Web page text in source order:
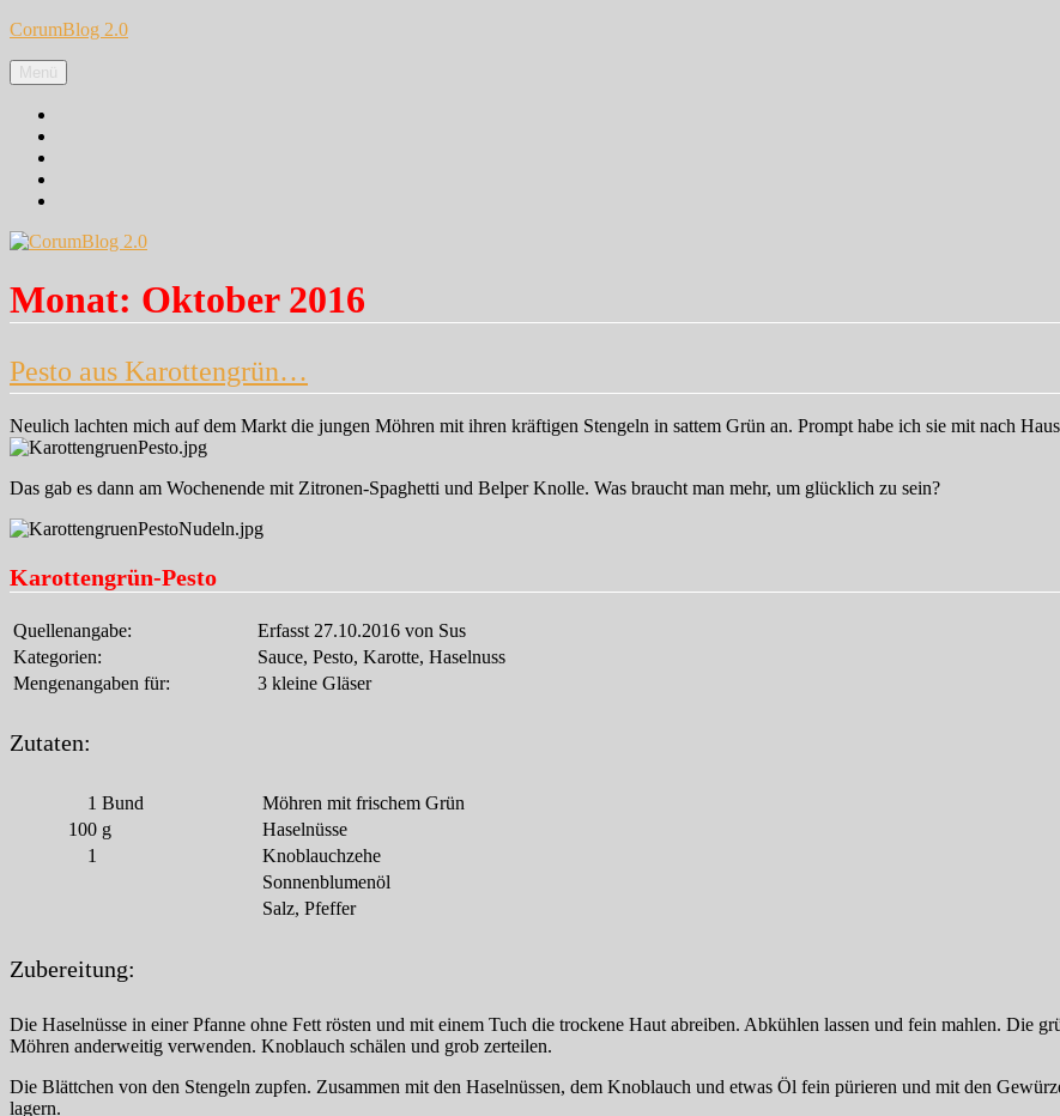
Zum
springen
CorumBlog 2.0
Menü
Monat: Oktober 2016
Pesto aus Karottengrün…
Neulich lachten mich auf dem Markt die jungen Möhren mit ihren kräftigen Stengeln in sattem Grün an. Prompt habe ich sie mit nach
Das gab es dann am Wochenende mit Zitronen-Spaghetti und Belper Knolle. Was braucht man mehr, um glücklich zu sein?
Karottengrün-Pesto
Quellenangabe:
Erfasst 27.10.2016 von Sus
Kategorien:
Sauce, Pesto, Karotte, Haselnuss
Mengenangaben für:
3 kleine Gläser
Zutaten:
1 Bund
Möhren mit frischem Grün
100 g
Haselnüsse
1
Knoblauchzehe
Sonnenblumenöl
Salz, Pfeffer
Zubereitung:
Die Haselnüsse in einer Pfanne ohne Fett rösten und mit einem Tuch die trockene Haut abreiben. Abkühlen lassen und fein mahlen. Die
Möhren anderweitig verwenden. Knoblauch schälen und grob zerteilen.
Die Blättchen von den Stengeln zupfen. Zusammen mit den Haselnüssen, dem Knoblauch und etwas Öl fein pürieren und mit den
lagern.